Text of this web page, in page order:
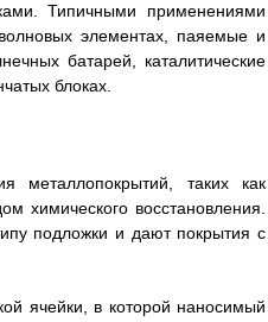
Типичными применениями
элементах, паяемые и
батарей, каталитические
блоках.
металлопокрытий, таких как
химического восстановления.
подложки и дают покрытия с
ячейки, в которой наносимый